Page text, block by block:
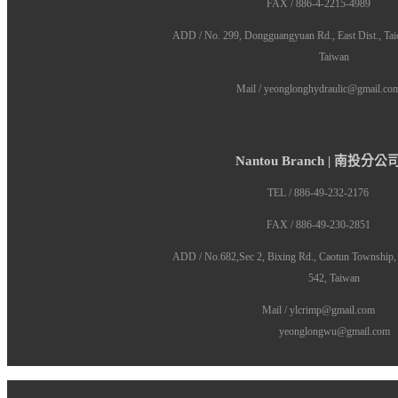
FAX / 886-4-2215-4989
ADD / No. 299, Dongguangyuan Rd., East Dist.,
Taiwan
Mail /
Nantou Branch | 南投分公司
TEL / 886-49-232-2176
FAX / 886-49-230-2851
ADD / No.682,Sec 2, Bixing Rd., Caotun
542, Taiwan
Mail / ylcrimp@gmail.com
yeonglongwu@gmail.com